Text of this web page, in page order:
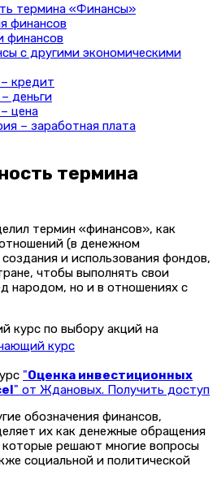
термина «Финансы»
финансов
финансов
с другими экономическими
кредит
деньги
цена
– заработная плата
термина
термин «финансов», как
(в денежном
и использования фондов,
чтобы выполнять свои
народом, но и в отношениях с
курс по выбору акций на
курс
"Оценка инвестиционных
" от Ждановых. Получить доступ
обозначения финансов,
их как денежные обращения
решают многие вопросы
социальной и политической